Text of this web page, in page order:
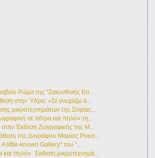
Ρώμα της "Ζακυνθινής Εσ...
στην Ύδρα: «Σέ γνωρίζω ἀ...
μικροτεχνημάτων της Σοφίας...
σε πέτρα και πηλό» τη...
στην Έκθεση Ζωγραφικής της Μ...
της ζωγράφου Μαρίας Ρουσ...
A little-known Gallery" του "...
και πηλό». Έκθεση μικροτεχνημά...